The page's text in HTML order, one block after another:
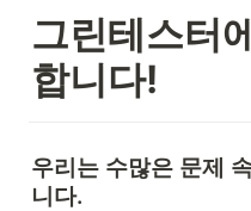
그린테스터
합니다!
우리는 수많은 문제
니다.